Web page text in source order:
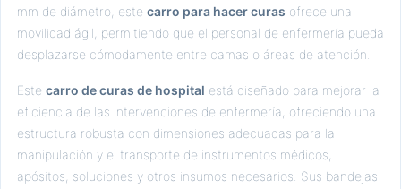
mm de diámetro, este carro para hacer curas ofrece una
movilidad ágil, permitiendo que el personal de enfermería pueda
desplazarse cómodamente entre camas o áreas de atención.
Este carro de curas de hospital está diseñado para mejorar la
eficiencia de las intervenciones de enfermería, ofreciendo una
estructura robusta con dimensiones adecuadas para la
manipulación y el transporte de instrumentos médicos,
apósitos, soluciones y otros insumos necesarios. Sus bandejas